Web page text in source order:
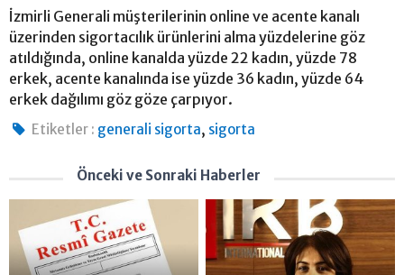
İzmirli Generali müşterilerinin online ve acente kanalı
üzerinden sigortacılık ürünlerini alma yüzdelerine göz
atıldığında, online kanalda yüzde 22 kadın, yüzde 78
erkek, acente kanalında ise yüzde 36 kadın, yüzde 64
erkek dağılımı göz göze çarpıyor.
Etiketler : generali sigorta, sigorta
Önceki ve Sonraki Haberler